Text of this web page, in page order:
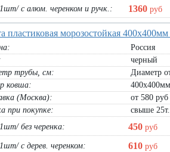
с алюм. черенком и ручк.: 1360 руб
пластиковая морозостойкая
Россия
черный
трубы, cм:
Диаметр
ковша:
400х400мм
(Москва):
от 580 руб
при покупке:
свыше
без черенка:
450 руб
с дерев. черенком: 610 руб